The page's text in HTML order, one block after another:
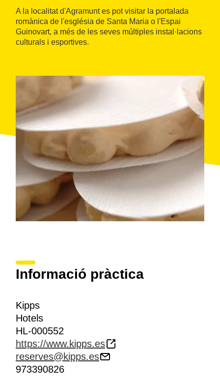
A la localitat d'Agramunt es pot visitar la portalada
romànica de l'església de Santa Maria o l'Espai
Guinovart, a més de les seves múltiples instal·lacions
culturals i esportives.
Informació pràctica
Kipps
Hotels
HL-000552
https://www.kipps.es
reserves@kipps.es
973390826